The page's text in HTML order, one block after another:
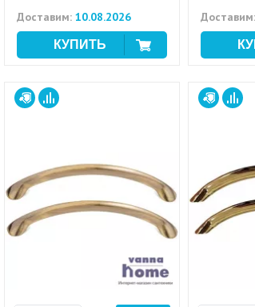
Доставим: 10.08.2026 Доставим: